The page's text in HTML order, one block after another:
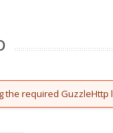
the required